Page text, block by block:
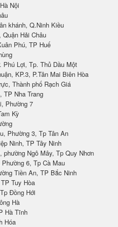
Nội
khánh, Q.Ninh Kiều
Hải Châu
Phú, TP Huế
Phú Lợi, Tp. Thủ Dầu Một
KP.3, P.Tân Mai Biên Hòa
Thành phố Rạch Giá
TP Nha Trang
Phường 7
Kỳ
Phường 3, Tp Tân An
Ninh, TP Tây Ninh
phường Ngô Mây, Tp Quy Nhơn
6, Tp Cà Mau
Tiền An, TP Bắc Ninh
Tuy Hòa
Đồng Hới
Hà
Hà Tĩnh
Hóa